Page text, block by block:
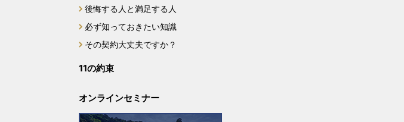
2023年12月
2023年11月
2023年10月
2023年9月
後悔する人と満足する人
必ず知っておきたい知識
その契約大丈夫ですか？
11の約束
オンラインセミナー